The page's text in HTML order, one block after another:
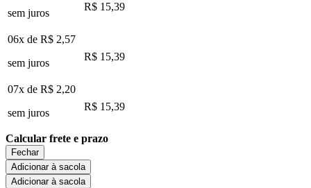
sem juros
R$ 15,39
06x de R$ 2,57
sem juros
R$ 15,39
07x de R$ 2,20
sem juros
R$ 15,39
Calcular frete e prazo
Fechar
Adicionar à sacola
Adicionar à sacola